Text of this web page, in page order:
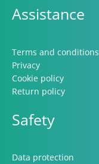
Assistance
Terms and conditions
Privacy
Cookie policy
Return policy
Safety
Data protection